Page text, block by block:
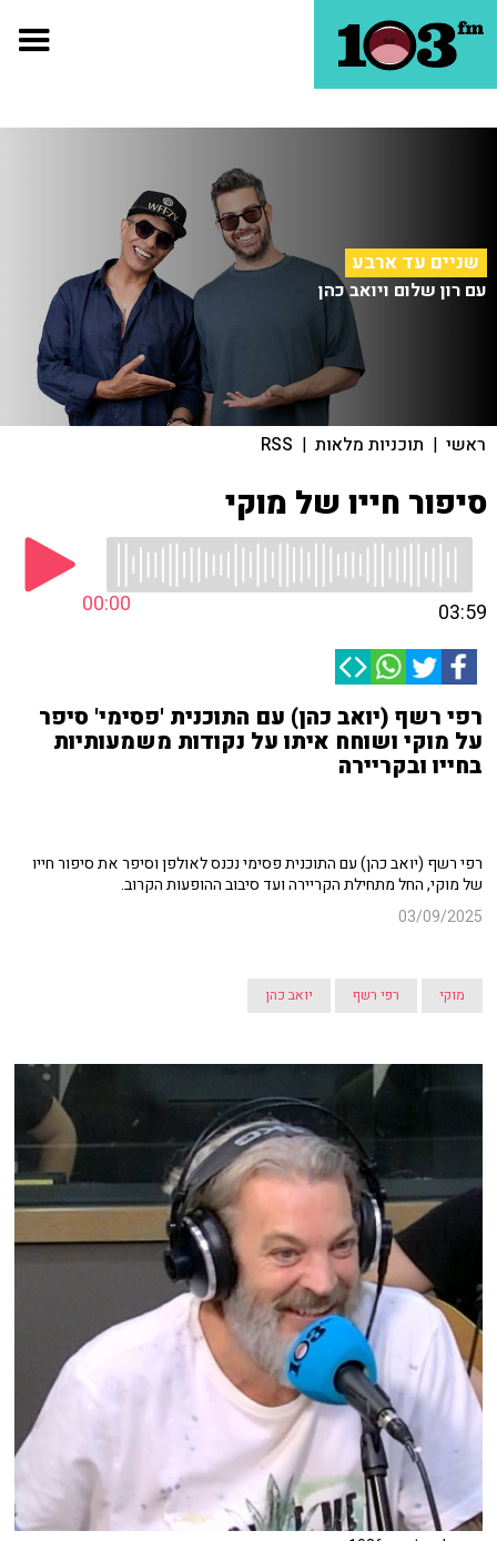
שניים עד ארבע
עם רון שלום ויואב כהן
ראשי | תוכניות מלאות |
RSS
סיפור חייו של מוקי
00:00 03:59
רפי רשף (יואב כהן) עם התוכנית 'פסימי' סיפר
על מוקי ושוחח איתו על נקודות משמעותיות
בחייו ובקריירה
רפי רשף (יואב כהן)עם התוכנית פסימי נכנס לאולפן וסיפר את סיפור חייו
של מוקי, החל מתחילת הקריירה ועד סיבוב ההופעות הקרוב.
03/09/2025
מוקי רפי רשף יואב כהן